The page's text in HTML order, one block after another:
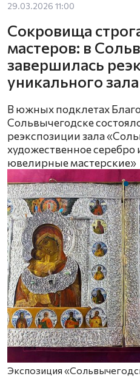
29.03.2026 11:00
Сокровища
мастеров: в
завершилась
уникального зала
В южных подклетах
Сольвычегодске
реэкспозиции зала
художественное серебро
ювелирные мастерские»
Экспозиция